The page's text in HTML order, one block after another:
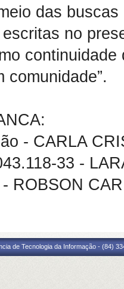
das
no
comunidade”.
- CARLA
33 -
ROBSON
de Tecnologia da Informação - (84)